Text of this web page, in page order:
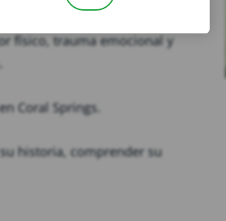
abrumadas e inciertas
físico, trauma emocional y
Coral Springs.
historia, comprender su